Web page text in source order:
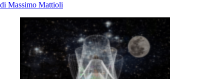
di Massimo Mattioli